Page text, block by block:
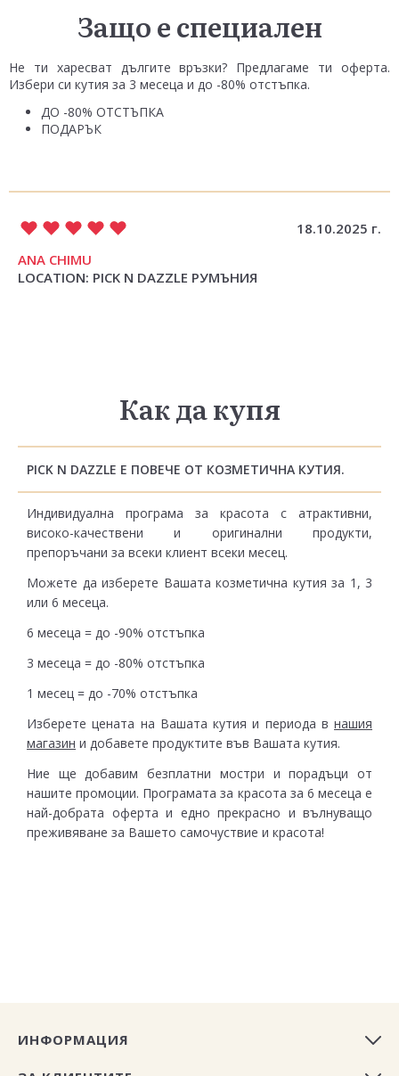
Защо е специален
Не ти харесват дългите връзки? Предлагаме ти оферта.
Избери си кутия за 3 месеца и до -80% отстъпка.
ДО -80% ОТСТЪПКА
ПОДАРЪК
18.10.2025 г.
ANA CHIMU
LOCATION: PICK N DAZZLE РУМЪНИЯ
Как да купя
PICK N DAZZLE Е ПОВЕЧЕ ОТ КОЗМЕТИЧНА КУТИЯ.
Индивидуална програма за красота с атрактивни,
високо-качествени и оригинални продукти,
препоръчани за всеки клиент всеки месец.
Можете да изберете Вашата козметична кутия за 1, 3
или 6 месеца.
6 месеца = до -90% отстъпка
3 месеца = до -80% отстъпка
1 месец = до -70% отстъпка
Изберете цената на Вашата кутия и периода в нашия
магазин и добавете продуктите във Вашата кутия.
Ние ще добавим безплатни мостри и порадъци от
нашите промоции. Програмата за красота за 6 месеца е
най-добрата оферта и едно прекрасно и вълнуващо
преживяване за Вашето самочуствие и красота!
ИНФОРМАЦИЯ